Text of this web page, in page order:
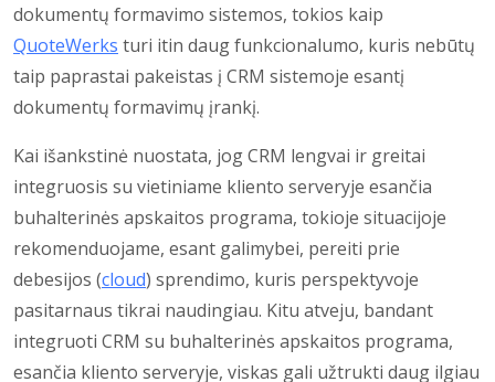
dokumentų formavimo sistemos, tokios kaip
QuoteWerks turi itin daug funkcionalumo, kuris nebūtų
taip paprastai pakeistas į CRM sistemoje esantį
dokumentų formavimų įrankį.
Kai išankstinė nuostata, jog CRM lengvai ir greitai
integruosis su vietiniame kliento serveryje esančia
buhalterinės apskaitos programa, tokioje situacijoje
rekomenduojame, esant galimybei, pereiti prie
debesijos (cloud) sprendimo, kuris perspektyvoje
pasitarnaus tikrai naudingiau. Kitu atveju, bandant
integruoti CRM su buhalterinės apskaitos programa,
esančia kliento serveryje, viskas gali užtrukti daug ilgiau